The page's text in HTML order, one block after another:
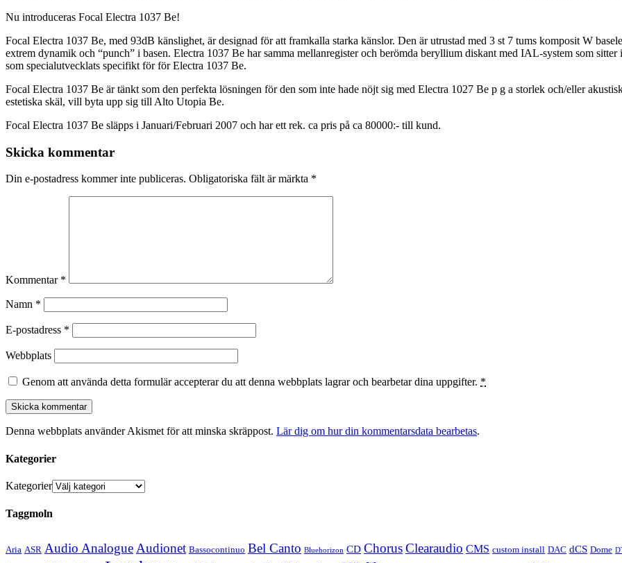
Nu introduceras Focal Electra 1037 Be!
Focal Electra 1037 Be, med 93dB känslighet, är designad för att framkalla starka känslor. Den är utrustad med 3 st 7 tums komposit W
extrem dynamik och “punch” i basen. Electra 1037 Be har samma mellanregister och berömda beryllium diskant med IAL-system som
som specialutvecklats specifikt för för Electra 1037 Be.
Focal Electra 1037 Be är tänkt som den perfekta lösningen för den som inte hade nöjt sig med Electra 1027 Be p g a storlek och/eller
estetiska skäl, vill byta upp sig till Alto Utopia Be.
Focal Electra 1037 Be släpps i Januari/Februari 2007 och har ett rek. ca pris på ca 80000:- till kund.
Skicka kommentar
Din e-postadress kommer inte publiceras. Obligatoriska fält är märkta *
Kommentar *
Namn *
E-postadress *
Webbplats
Genom att använda detta formulär accepterar du att denna webbplats lagrar och bearbetar dina uppgifter. *
Denna webbplats använder Akismet för att minska skräppost. Lär dig om hur din kommentarsdata bearbetas.
Kategorier
Kategorier
Taggmoln
Aria ASR Audio AnalogueAudionet Bassocontinuo Bel Canto Bluehorizon CD ChorusClearaudio CMS custom install DAC dCS Dome